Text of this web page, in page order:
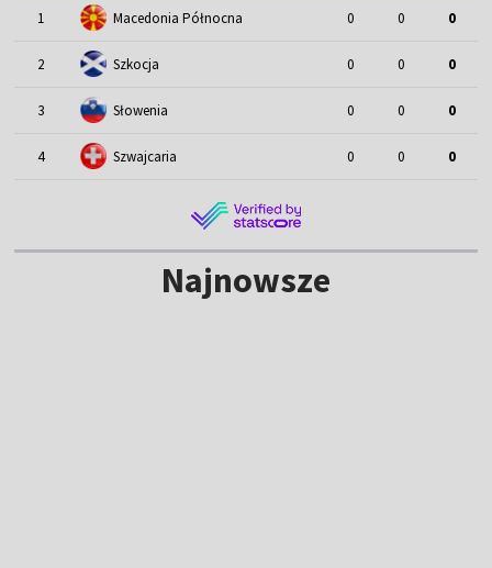
1 Macedonia Północna 0 0 0
2 Szkocja 0 0 0
3 Słowenia 0 0 0
4 Szwajcaria 0 0 0
Najnowsze